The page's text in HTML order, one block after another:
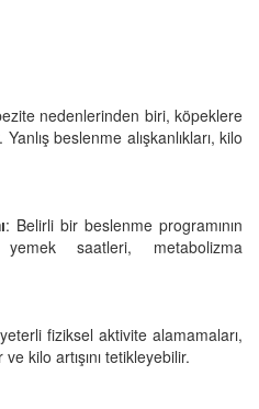
nedenlerinden biri, köpeklere
beslenme alışkanlıkları, kilo
: Belirli bir beslenme programının
saatleri, metabolizma
fiziksel aktivite alamamaları,
kilo artışını tetikleyebilir.